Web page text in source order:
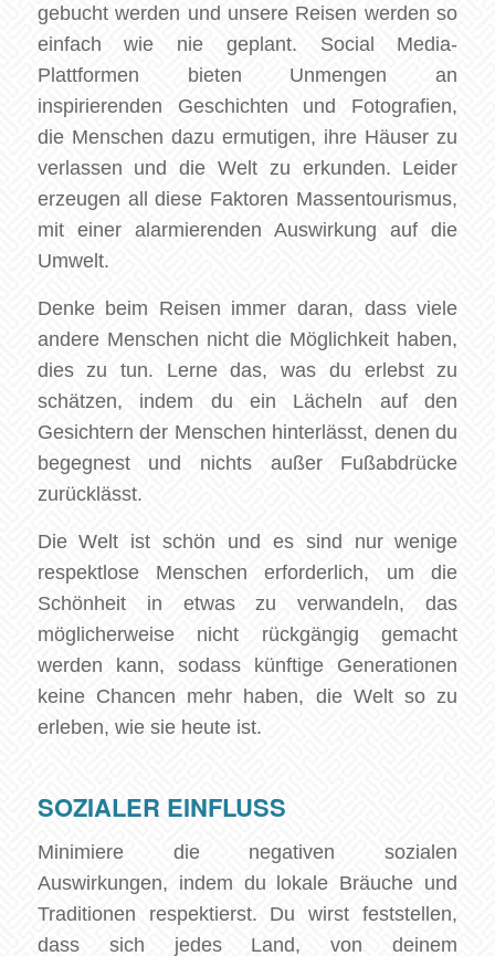
gebucht werden und unsere Reisen werden so
einfach wie nie geplant. Social Media-
Plattformen bieten Unmengen an
inspirierenden Geschichten und Fotografien,
die Menschen dazu ermutigen, ihre Häuser zu
verlassen und die Welt zu erkunden. Leider
erzeugen all diese Faktoren Massentourismus,
mit einer alarmierenden Auswirkung auf die
Umwelt.
Denke beim Reisen immer daran, dass viele
andere Menschen nicht die Möglichkeit haben,
dies zu tun. Lerne das, was du erlebst zu
schätzen, indem du ein Lächeln auf den
Gesichtern der Menschen hinterlässt, denen du
begegnest und nichts außer Fußabdrücke
zurücklässt.
Die Welt ist schön und es sind nur wenige
respektlose Menschen erforderlich, um die
Schönheit in etwas zu verwandeln, das
möglicherweise nicht rückgängig gemacht
werden kann, sodass künftige Generationen
keine Chancen mehr haben, die Welt so zu
erleben, wie sie heute ist.
SOZIALER EINFLUSS
Minimiere die negativen sozialen
Auswirkungen, indem du lokale Bräuche und
Traditionen respektierst. Du wirst feststellen,
dass sich jedes Land, von deinem